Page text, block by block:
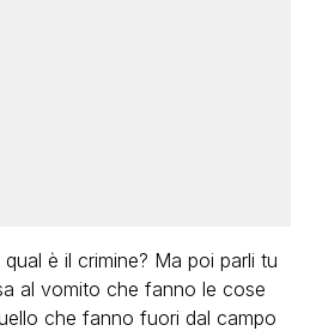
è il crimine? Ma poi parli tu
al vomito che fanno le cose
che fanno fuori dal campo